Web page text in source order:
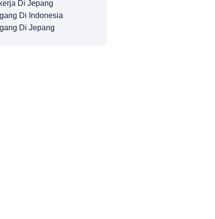
Di Jepang
Di Indonesia
Di Jepang